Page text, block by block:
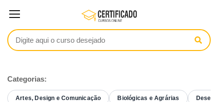
Categorias:
Artes, Design e Comunicação Biológicas e Agrárias